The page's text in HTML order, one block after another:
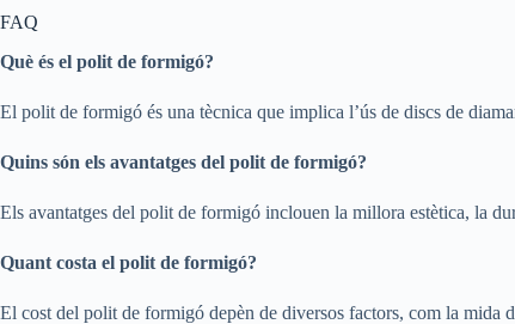
FAQ
Què és el polit de formigó?
El polit de formigó és una tècnica que implica l’ús de discs de
Quins són els avantatges del polit de formigó?
Els avantatges del polit de formigó inclouen la millora estètica, la
Quant costa el polit de formigó?
El cost del polit de formigó depèn de diversos factors, com la mida